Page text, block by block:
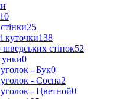
10
25
куточки138
стінок52
0
- Бук0
- Сосна2
- Цветной0